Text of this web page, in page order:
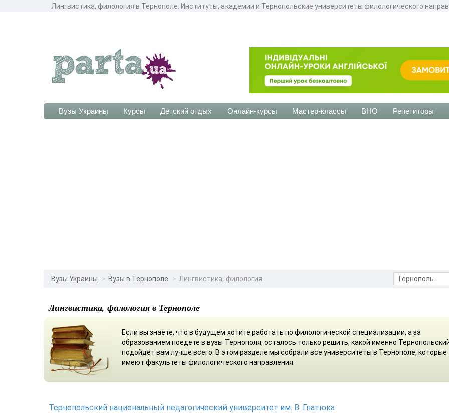
Лингвистика, филология в Тернополе. Институты, академии и Тернопольские университеты филологического
Вузы Украины Курсы Детский отдых Онлайн-курсы Мастер-классы ВНО Репетиторы
Вузы Украины Вузы в Тернополе Лингвистика, филология
Лингвистика, филология в Тернополе
Если вы знаете, что в будущем хотите работать по филологической специализации, а за
образованием поедете в вузы Тернополя, осталось только решить, какой именно
подойдет вам лучше всего. В этом разделе мы собрали все университеты в Тернополе, которые
имеют факультеты филологического направления.
Тернопольский национальный педагогический университет им. В. Гнатюка